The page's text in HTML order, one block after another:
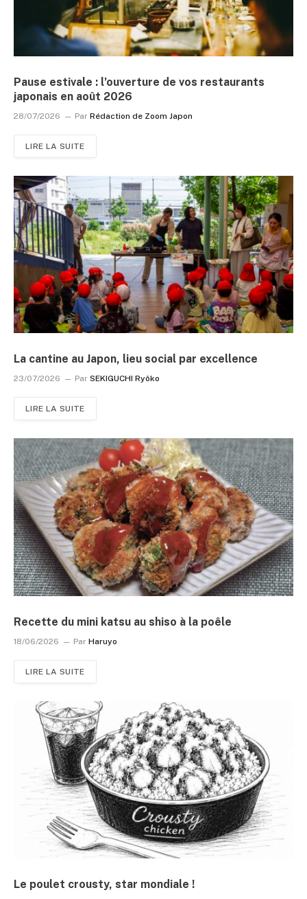
Pause estivale : l’ouverture de vos restaurants
japonais en août 2026
28/07/2026 Par Rédaction de Zoom Japon
LIRE LA SUITE
La cantine au Japon, lieu social par excellence
23/07/2026 Par SEKIGUCHI Ryôko
LIRE LA SUITE
Recette du mini katsu au shiso à la poêle
18/06/2026 Par Haruyo
LIRE LA SUITE
Le poulet crousty, star mondiale !